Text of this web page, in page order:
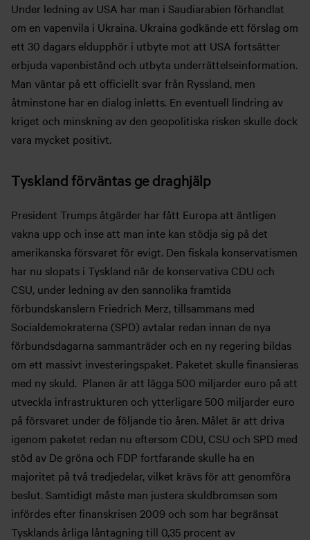
Under ledning av USA har man i Saudiarabien förhandlat
om en vapenvila i Ukraina. Ukraina godkände ett förslag om
ett 30 dagars eldupphör i utbyte mot att USA fortsätter
erbjuda vapenbistånd och utbyta underrättelseinformation.
Man väntar på ett officiellt svar från Ryssland, men
åtminstone har en dialog inletts. En eventuell lindring av
kriget och minskning av den geopolitiska risken skulle dock
vara mycket positivt.
Tyskland förväntas ge draghjälp
President Trumps åtgärder har fått Europa att äntligen
vakna upp och inse att man inte kan stödja sig på det
amerikanska försvaret för evigt. Den fiskala konservatismen
har nu slopats i Tyskland när de konservativa CDU och
CSU, under ledning av den sannolika framtida
förbundskanslern Friedrich Merz, tillsammans med
Socialdemokraterna (SPD) avtalar redan innan de nya
förbundsdagarna sammanträder och en ny regering bildas
om ett massivt investeringspaket. Paketet skulle finansieras
med ny skuld. Planen är att lägga 500 miljarder euro på att
utveckla infrastrukturen och ytterligare 500 miljarder euro
på försvaret under de följande tio åren. Målet är att driva
igenom paketet redan nu eftersom CDU, CSU och SPD med
stöd av De gröna och FDP fortfarande skulle ha en
majoritet på två tredjedelar, vilket krävs för att genomföra
beslut. Samtidigt måste man justera skuldbromsen som
infördes efter finanskrisen 2009 och som har begränsat
Tysklands årliga låntagning till 0,35 procent av